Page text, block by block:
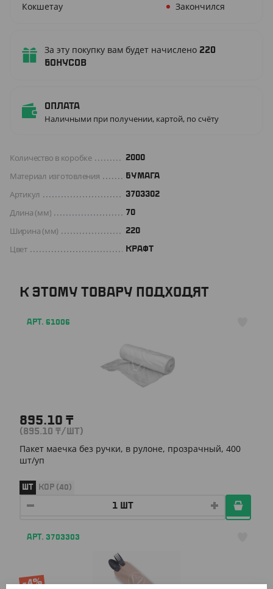
Кокшетау
Закончился
За эту покупку вам будет начислено 220
бонусов
Оплата
Наличными при получении, картой, по счёту
Количество в коробке 2000
Материал изготовления БУМАГА
Артикул 3703302
Длина (мм) 70
Ширина (мм) 220
Цвет КРАФТ
К ЭТОМУ ТОВАРУ ПОДХОДЯТ
АРТ. 61006
895.10 ₸
(895.10 ₸/ШТ)
Пакет маечка без ручки, в рулоне, прозрачный, 400
шт/уп
ШТ КОР (40)
АРТ. 3703303
-4%